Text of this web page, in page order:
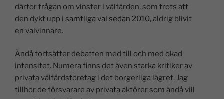
därför frågan om vinster i välfärden, som trots att
den dykt upp i samtliga val sedan 2010, aldrig blivit
en valvinnare.
Ändå fortsätter debatten med till och med ökad
intensitet. Numera finns det även starka kritiker av
privata välfärdsföretag i det borgerliga lägret. Jag
tillhör de försvarare av privata aktörer som ändå vill